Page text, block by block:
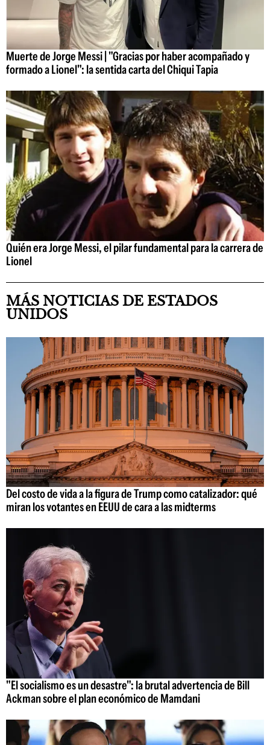
Muerte de Jorge Messi | "Gracias por haber acompañado y
formado a Lionel": la sentida carta del Chiqui Tapia
Quién era Jorge Messi, el pilar fundamental para la carrera de
Lionel
MÁS NOTICIAS DE ESTADOS
UNIDOS
Del costo de vida a la figura de Trump como catalizador: qué
miran los votantes en EEUU de cara a las midterms
"El socialismo es un desastre": la brutal advertencia de Bill
Ackman sobre el plan económico de Mamdani